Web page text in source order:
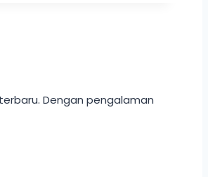
Dengan pengalaman